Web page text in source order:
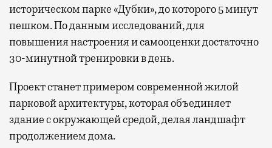
историческом парке «Дубки», до которого 5 минут
пешком. По данным исследований, для
повышения настроения и самооценки достаточно
30-минутной тренировки в день.
Проект станет примером современной жилой
парковой архитектуры, которая объединяет
здание с окружающей средой, делая ландшафт
продолжением дома.